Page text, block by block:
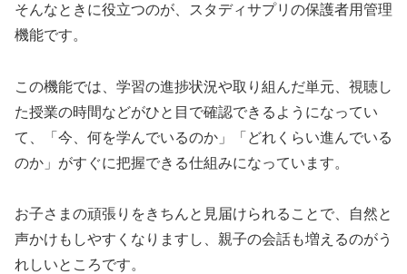
そんなときに役立つのが、スタディサプリの保護者用管理
機能です。
この機能では、学習の進捗状況や取り組んだ単元、視聴し
た授業の時間などがひと目で確認できるようになってい
て、「今、何を学んでいるのか」「どれくらい進んでいる
のか」がすぐに把握できる仕組みになっています。
お子さまの頑張りをきちんと見届けられることで、自然と
声かけもしやすくなりますし、親子の会話も増えるのがう
れしいところです。